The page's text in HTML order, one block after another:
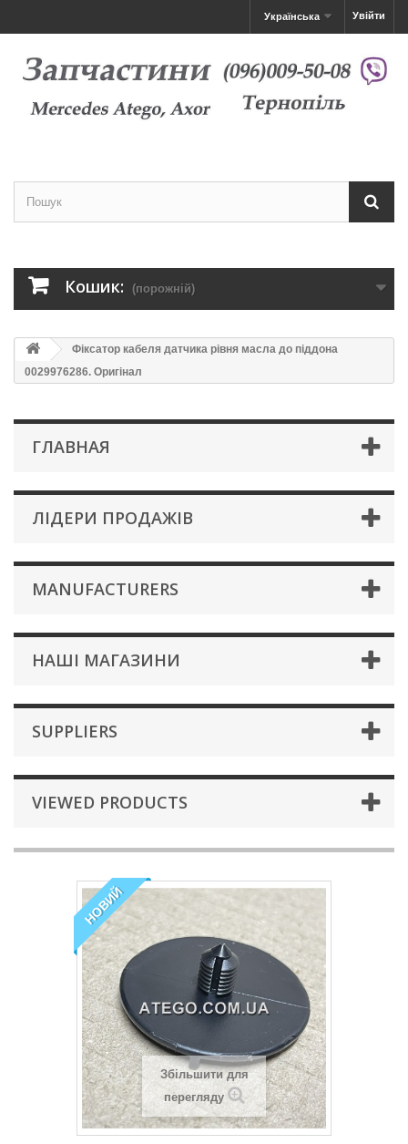
Увійти
Українська
Кошик: (порожній)
Фіксатор кабеля датчика рівня масла до піддона
0029976286. Оригінал
ГЛАВНАЯ
ЛІДЕРИ ПРОДАЖІВ
MANUFACTURERS
НАШІ МАГАЗИНИ
SUPPLIERS
VIEWED PRODUCTS
НОВИЙ
Збільшити для
перегляду